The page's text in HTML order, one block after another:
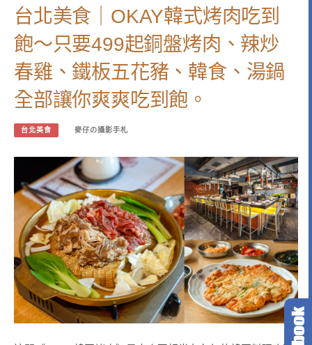
台北美食｜OKAY韓式烤肉吃到
飽～只要499起銅盤烤肉、辣炒
春雞、鐵板五花豬、韓食、湯鍋
全部讓你爽爽吃到飽。
台北美食 麥仔の攝影手札